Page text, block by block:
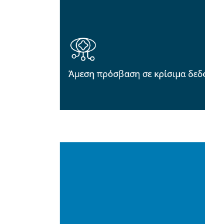
Άμεση πρόσβαση σε κρίσιμα